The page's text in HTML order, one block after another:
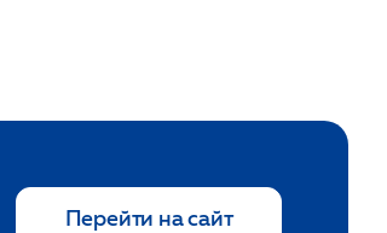
Перейти на сайт